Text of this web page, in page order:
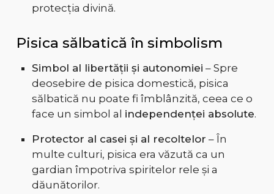
protecția divină.
Pisica sălbatică în simbolism
Simbol al libertății și autonomiei – Spre
deosebire de pisica domestică, pisica
sălbatică nu poate fi îmblânzită, ceea ce o
face un simbol al independenței absolute.
Protector al casei și al recoltelor – În
multe culturi, pisica era văzută ca un
gardian împotriva spiritelor rele și a
dăunătorilor.